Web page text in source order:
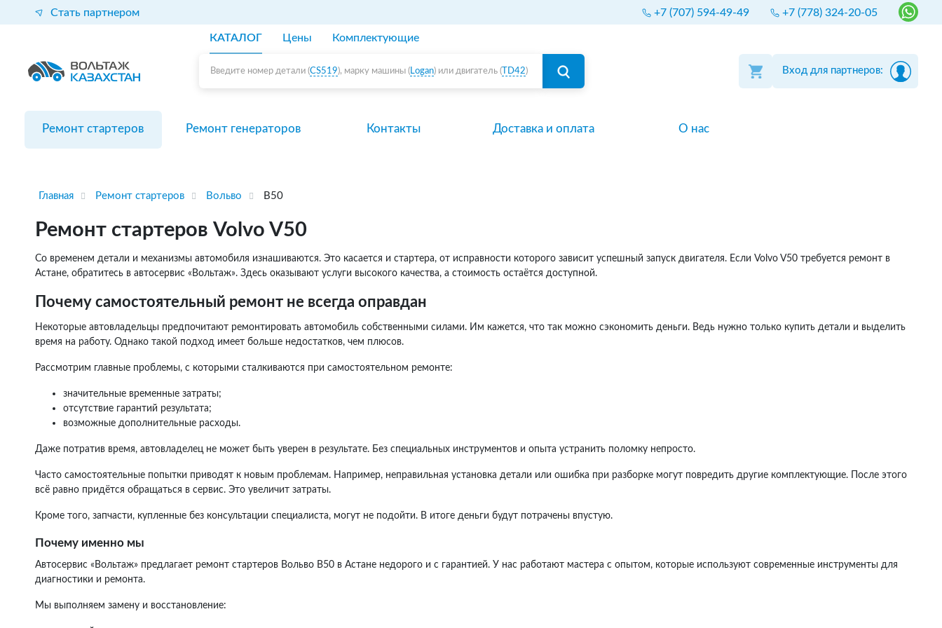
Стать партнером +7 (707) 594-49-49 +7 (778) 324-20-05
КАТАЛОГ Цены Комплектующие
Введите номер детали (CS519), марку машины (Logan) или двигатель ( TD42) Вход для партнеров:
Ремонт стартеров Ремонт генераторов Контакты Доставка и оплата О нас
Главная Ремонт стартеров Вольво В50
Ремонт стартеров Volvo V50
Со временем детали и механизмы автомобиля изнашиваются. Это касается и стартера, от исправности которого зависит успешный запуск двигателя. Если Volvo V50 требуется ремонт в
Астане, обратитесь в автосервис «Вольтаж». Здесь оказывают услуги высокого качества, а стоимость остаётся доступной.
Почему самостоятельный ремонт не всегда оправдан
Некоторые автовладельцы предпочитают ремонтировать автомобиль собственными силами. Им кажется, что так можно сэкономить деньги. Ведь нужно только купить детали и выделить
время на работу. Однако такой подход имеет больше недостатков, чем плюсов.
Рассмотрим главные проблемы, с которыми сталкиваются при самостоятельном ремонте:
значительные временные затраты;
отсутствие гарантий результата;
возможные дополнительные расходы.
Даже потратив время, автовладелец не может быть уверен в результате. Без специальных инструментов и опыта устранить поломку непросто.
Часто самостоятельные попытки приводят к новым проблемам. Например, неправильная установка детали или ошибка при разборке могут повредить другие комплектующие. После этого
всё равно придётся обращаться в сервис. Это увеличит затраты.
Кроме того, запчасти, купленные без консультации специалиста, могут не подойти. В итоге деньги будут потрачены впустую.
Почему именно мы
Автосервис «Вольтаж» предлагает ремонт стартеров Вольво В50 в Астане недорого и с гарантией. У нас работают мастера с опытом, которые используют современные инструменты для
диагностики и ремонта.
Мы выполняем замену и восстановление: